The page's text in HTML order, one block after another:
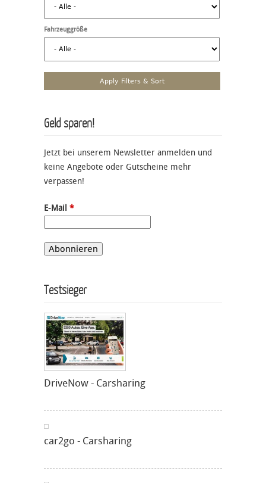
Fahrzeuggröße
Geld sparen!
Jetzt bei unserem Newsletter anmelden und
keine Angebote oder Gutscheine mehr
verpassen!
E-Mail *
Testsieger
DriveNow - Carsharing
car2go - Carsharing